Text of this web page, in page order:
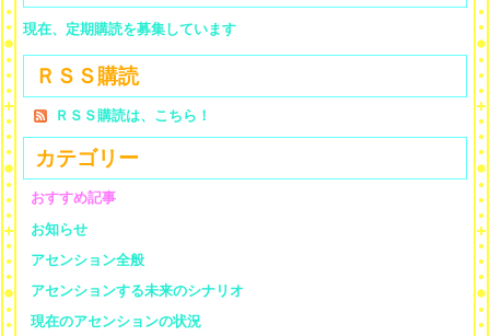
現在、定期購読を募集しています
ＲＳＳ購読
ＲＳＳ購読は、こちら！
カテゴリー
おすすめ記事
お知らせ
アセンション全般
アセンションする未来のシナリオ
現在のアセンションの状況